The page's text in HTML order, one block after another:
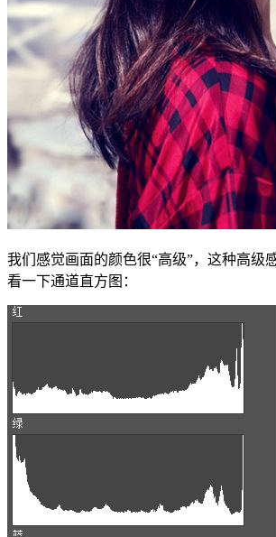
我们感觉画面的颜色很“高级”，这种高级
看一下通道直方图：